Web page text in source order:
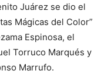
Juárez se dio el
Mágicas del Color”
Espinosa, el
Torruco Marqués y
Marrufo.